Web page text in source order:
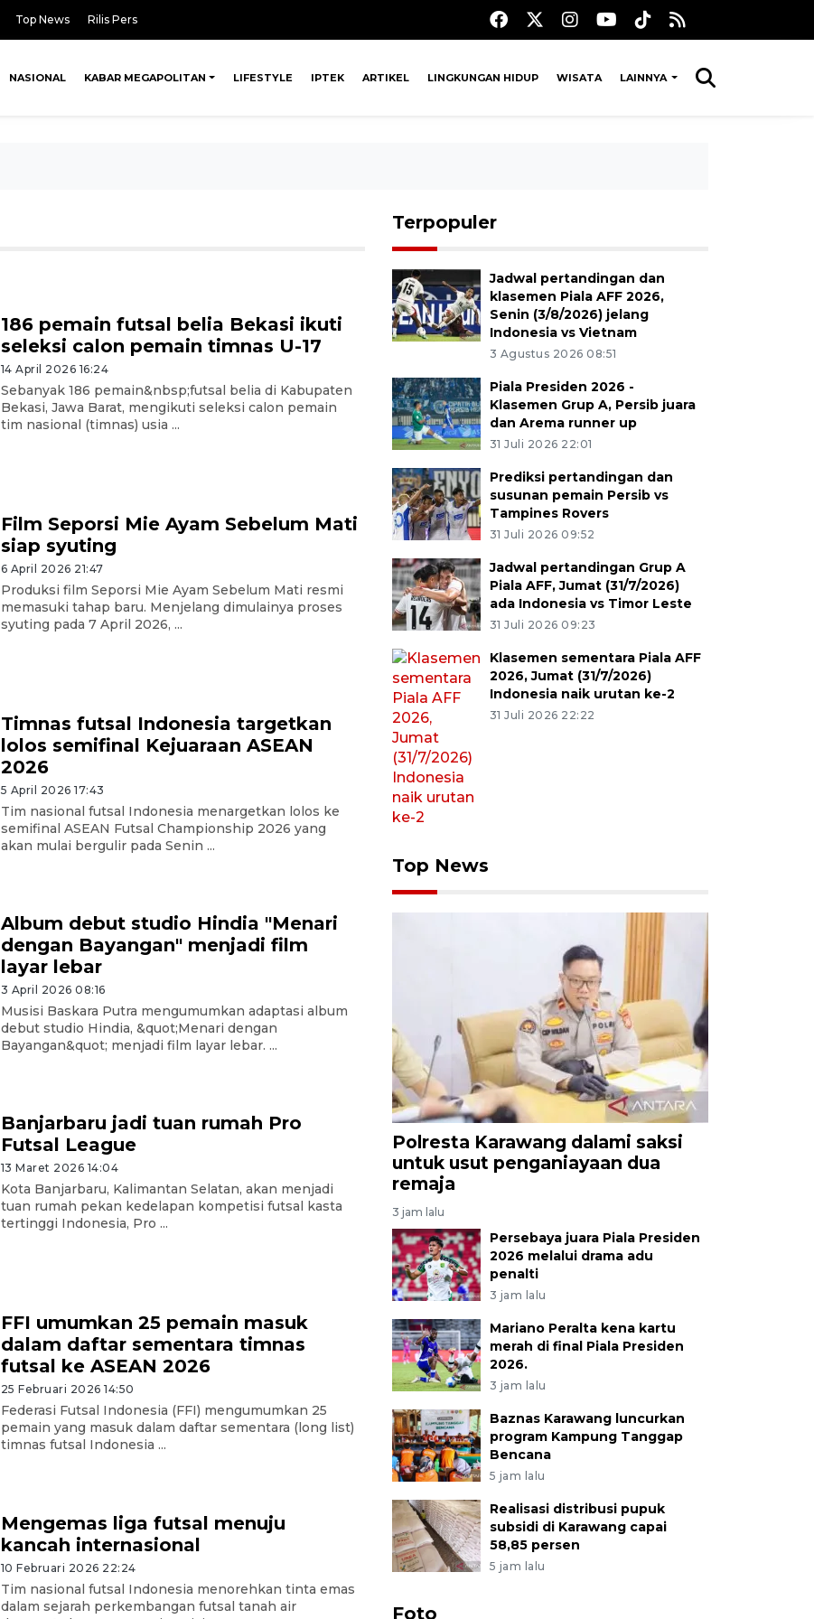
Top News Rilis Pers
NASIONAL KABAR MEGAPOLITAN LIFESTYLE IPTEK ARTIKEL LINGKUNGAN HIDUP WISATA LAINNYA
186 pemain futsal belia Bekasi ikuti
seleksi calon pemain timnas U-17
14 April 2026 16:24
Sebanyak 186 pemain&nbsp;futsal belia di Kabupaten
Bekasi, Jawa Barat, mengikuti seleksi calon pemain
tim nasional (timnas) usia ...
Film Seporsi Mie Ayam Sebelum Mati
siap syuting
6 April 2026 21:47
Produksi film Seporsi Mie Ayam Sebelum Mati resmi
memasuki tahap baru. Menjelang dimulainya proses
syuting pada 7 April 2026, ...
Timnas futsal Indonesia targetkan
lolos semifinal Kejuaraan ASEAN
2026
5 April 2026 17:43
Tim nasional futsal Indonesia menargetkan lolos ke
semifinal ASEAN Futsal Championship 2026 yang
akan mulai bergulir pada Senin ...
Album debut studio Hindia "Menari
dengan Bayangan" menjadi film
layar lebar
3 April 2026 08:16
Musisi Baskara Putra mengumumkan adaptasi album
debut studio Hindia, &quot;Menari dengan
Bayangan&quot; menjadi film layar lebar. ...
Banjarbaru jadi tuan rumah Pro
Futsal League
13 Maret 2026 14:04
Kota Banjarbaru, Kalimantan Selatan, akan menjadi
tuan rumah pekan kedelapan kompetisi futsal kasta
tertinggi Indonesia, Pro ...
FFI umumkan 25 pemain masuk
dalam daftar sementara timnas
futsal ke ASEAN 2026
25 Februari 2026 14:50
Federasi Futsal Indonesia (FFI) mengumumkan 25
pemain yang masuk dalam daftar sementara (long list)
timnas futsal Indonesia ...
Mengemas liga futsal menuju
kancah internasional
10 Februari 2026 22:24
Tim nasional futsal Indonesia menorehkan tinta emas
dalam sejarah perkembangan futsal tanah air
Terpopuler
Jadwal pertandingan dan
klasemen Piala AFF 2026,
Senin (3/8/2026) jelang
Indonesia vs Vietnam
3 Agustus 2026 08:51
Piala Presiden 2026 -
Klasemen Grup A, Persib juara
dan Arema runner up
31 Juli 2026 22:01
Prediksi pertandingan dan
susunan pemain Persib vs
Tampines Rovers
31 Juli 2026 09:52
Jadwal pertandingan Grup A
Piala AFF, Jumat (31/7/2026)
ada Indonesia vs Timor Leste
31 Juli 2026 09:23
Klasemen sementara Piala AFF
2026, Jumat (31/7/2026)
Indonesia naik urutan ke-2
31 Juli 2026 22:22
Top News
Polresta Karawang dalami saksi
untuk usut penganiayaan dua
remaja
3 jam lalu
Persebaya juara Piala Presiden
2026 melalui drama adu
penalti
3 jam lalu
Mariano Peralta kena kartu
merah di final Piala Presiden
2026.
3 jam lalu
Baznas Karawang luncurkan
program Kampung Tanggap
Bencana
5 jam lalu
Realisasi distribusi pupuk
subsidi di Karawang capai
58,85 persen
5 jam lalu
Foto